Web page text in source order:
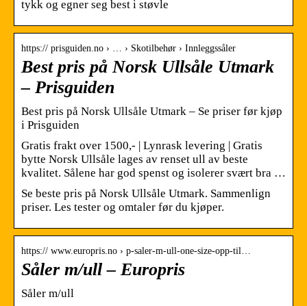
tykk og egner seg best i støvle
https:// prisguiden.no › … › Skotilbehør › Innleggssåler
Best pris på Norsk Ullsåle Utmark
– Prisguiden
Best pris på Norsk Ullsåle Utmark – Se priser før kjøp
i Prisguiden
Gratis frakt over 1500,- | Lynrask levering | Gratis
bytte Norsk Ullsåle lages av renset ull av beste
kvalitet. Sålene har god spenst og isolerer svært bra …
Se beste pris på Norsk Ullsåle Utmark. Sammenlign
priser. Les tester og omtaler før du kjøper.
https:// www.europris.no › p-saler-m-ull-one-size-opp-til…
Såler m/ull – Europris
Såler m/ull